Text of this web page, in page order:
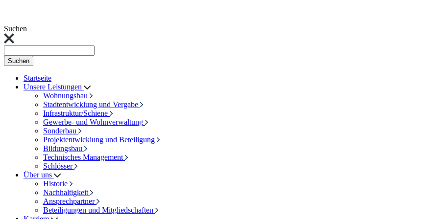
Suchen
Suchen
Startseite
Unsere Leistungen
Wohnungsbau
Stadtentwicklung und Vergabe
Infrastruktur/Schiene
Gewerbe- und Wohnverwaltung
Sonderbau
Projektentwicklung und Beteiligung
Bildungsbau
Technisches Management
Schlösser
Über uns
Historie
Nachhaltigkeit
Ansprechpartner
Beteiligungen und Mitgliedschaften